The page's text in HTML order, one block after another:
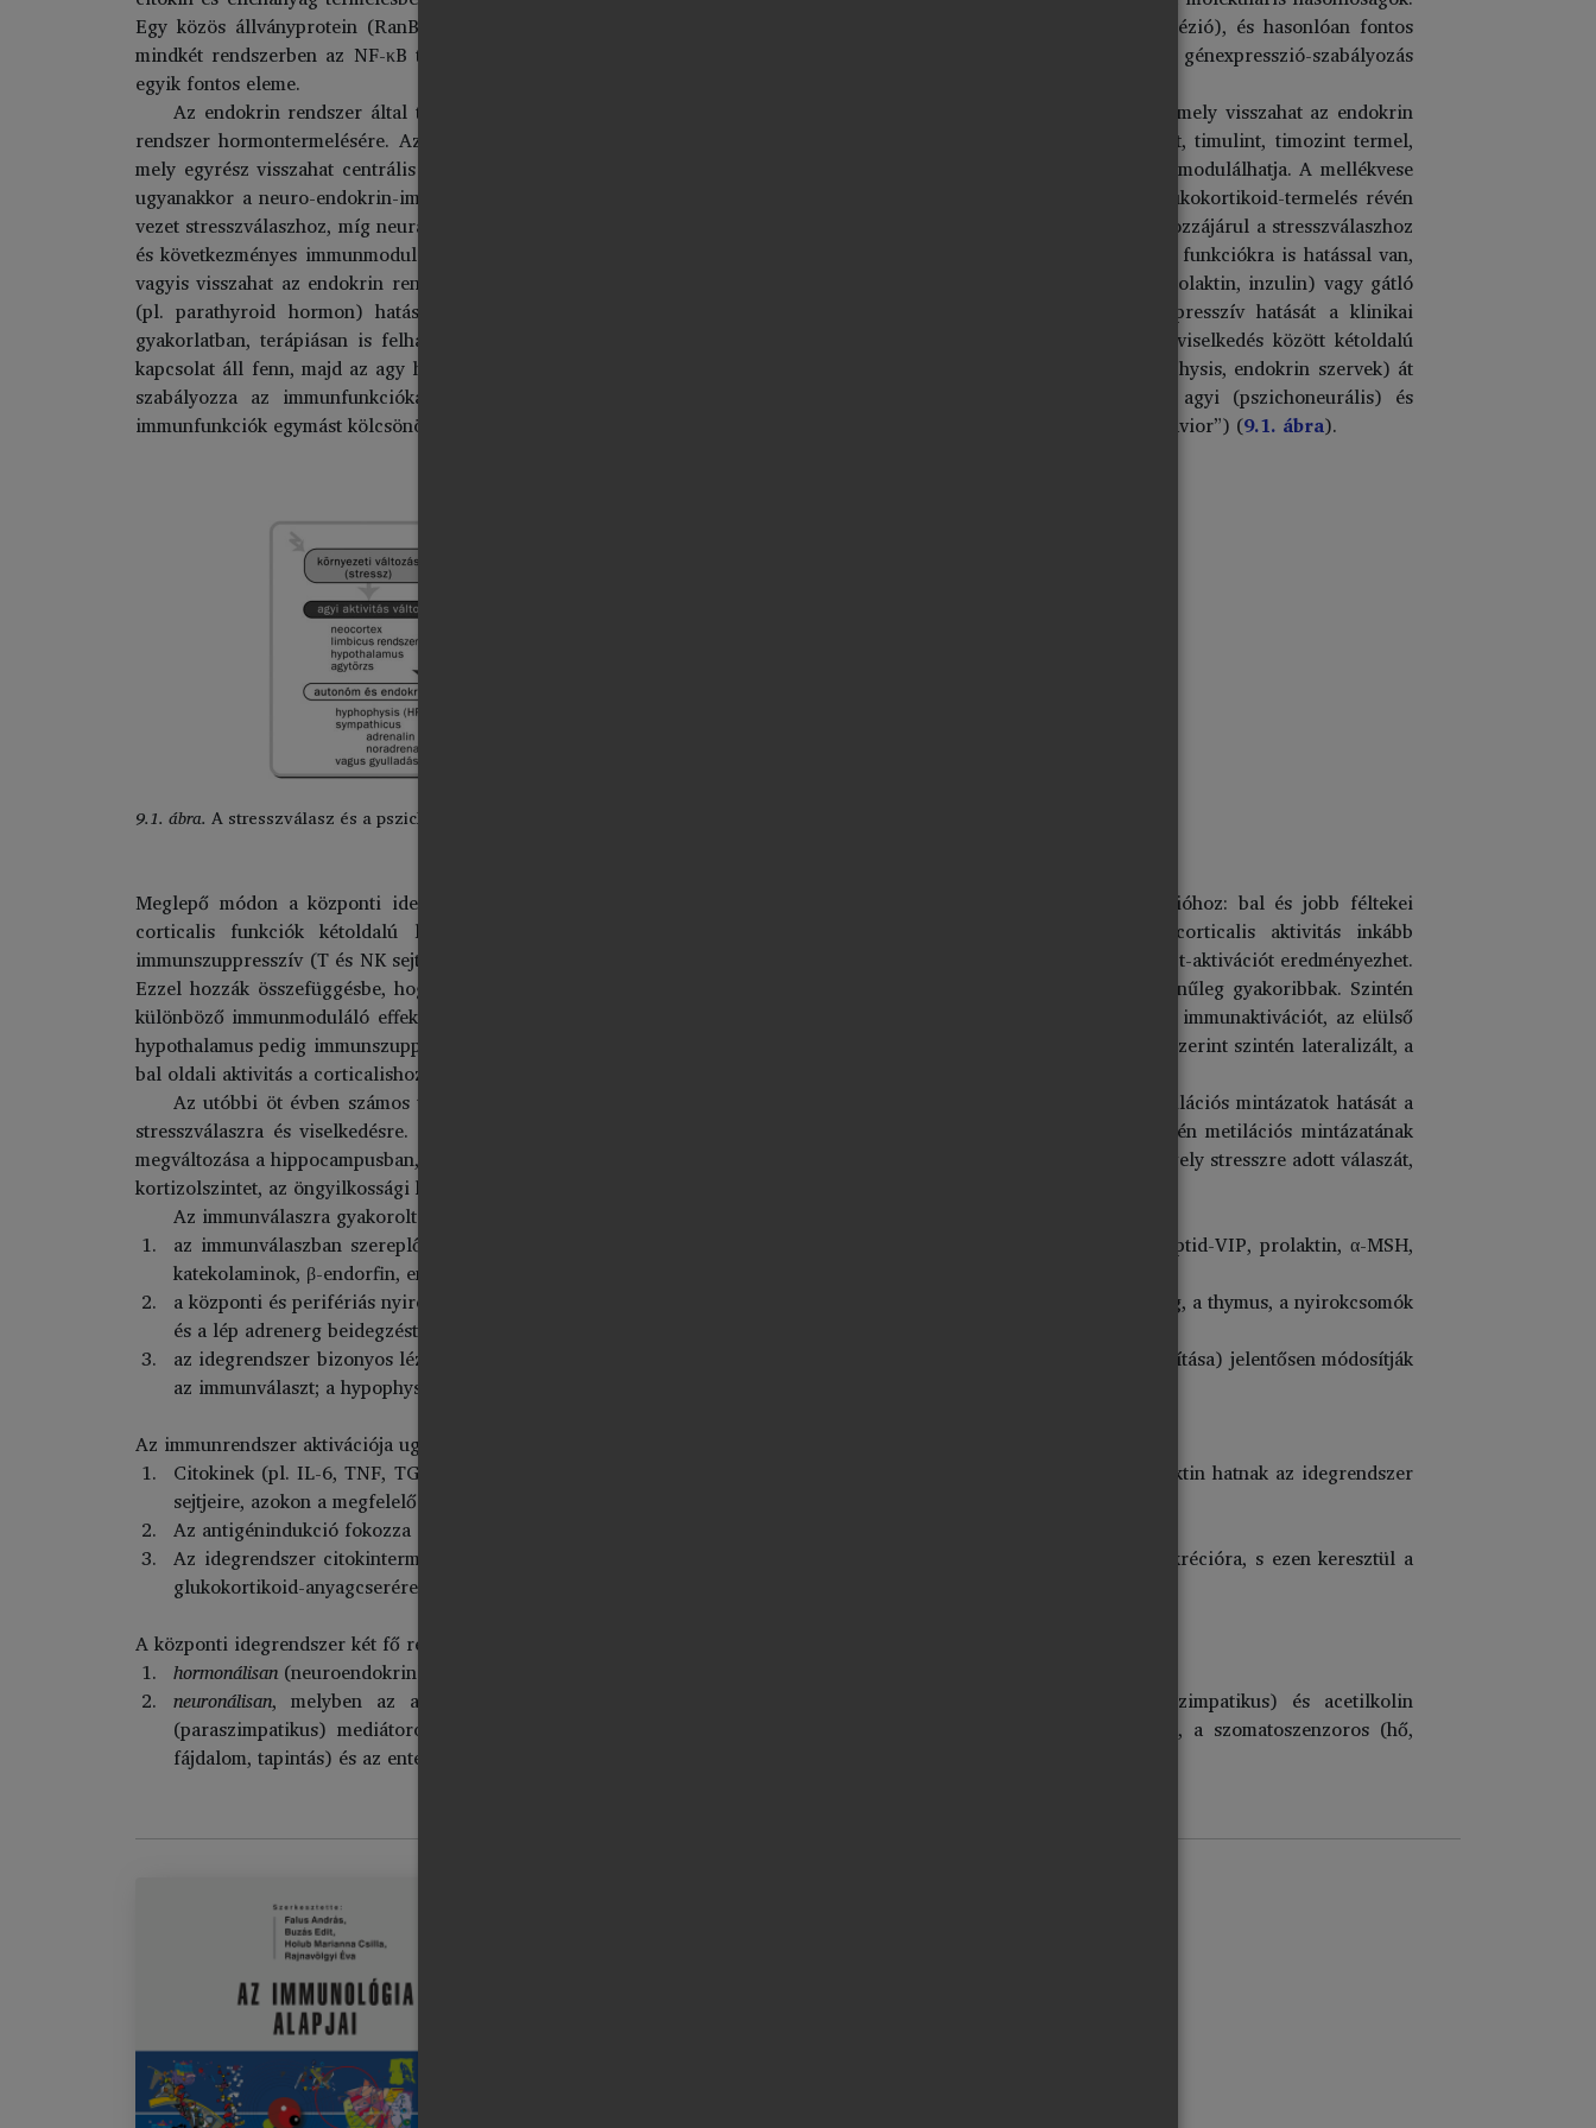
Egy közös állványprotein (RanBPM) a neuronok és lymphocyták számos funkcióját szabályozza (axonnövekedés, adhézió), és hasonlóan fontos
mindkét rendszerben az NF-κB transzkripciós faktor. Az allélikus exklúzió a B- és T-sejtekben és a neuronokban is a génexpresszió-szabályozás
egyik fontos eleme.
Az endokrin rendszer által termelt hormonok az immunsejtek citokin-, hormon- és peptidtermelését szabályozzák, mely visszahat az endokrin
rendszer hormontermelésére. Az immun-endokrin integráció jó példája a thymus, mely endokrin szervként timopoetint, timulint, timozint termel,
mely egyrész visszahat centrális immunfunkciójára, másrészt a hypophysisen keresztül az endokrin szervek működését modulálhatja. A mellékvese
ugyanakkor a neuro-endokrin-immun integrációt reprezentálja, hiszen a hypophysealis ACTH a mellékvesekéregben glükokortikoid-termelés révén
vezet stresszválaszhoz, míg neurális hatások a velőben okoznak adrenalin- és noradrenalinfelszabadulást, mely szintén hozzájárul a stresszválaszhoz
és következményes immunmodulációhoz. A felszabaduló adrenalin és noradrenalin a cukoranyagcserére és metabolikus funkciókra is hatással van,
vagyis visszahat az endokrin rendszerre. Az egyes hormonok az immunrendszerre serkentő (pl. növekedési hormon, prolaktin, inzulin) vagy gátló
(pl. parathyroid hormon) hatással rendelkeznek; az ACTH, glükokortikoidok, tesztoszteron, ösztradiol immunszuppresszív hatását a klinikai
gyakorlatban, terápiásan is felhasználják. E komplex szabályozás fontos eleme, hogy az agyi funkciók és a motoros viselkedés között kétoldalú
kapcsolat áll fenn, majd az agy három további, egymással kétoldalú kapcsolatban álló rendszeren (hypothalamus, hypophysis, endokrin szervek) át
szabályozza az immunfunkciókat, mivel e szintek az immunrendszerrel is kétoldalú kapcsolatban állnak; vagyis agyi (pszichoneurális) és
immunfunkciók egymást kölcsönösen regulálják, mely a viselkedésben is megjelenik pl. infekció, láz során („sickness behavior”) (9.1. ábra).
9.1. ábra. A stresszválasz és a pszichoneuro-endokrin-immun szabályozás integrációja
Meglepő módon a központi idegrendszeri immunszabályozás egy része lateralizált, hasonlóan több más agyi funkcióhoz: bal és jobb féltekei
corticalis funkciók kétoldalú limbikus szabályozáson át a hypothalamusban konvergálnak. A bal féltekei neocorticalis aktivitás inkább
immunszuppresszív (T és NK sejtek), míg a jobb féltekei neocorticalis működés negatív emocionális effektussal járó T-sejt-aktivációt eredményezhet.
Ezzel hozzák összefüggésbe, hogy jobb féltekei dominancia esetén az autoimmun és allergiás megbetegedések valószínűleg gyakoribbak. Szintén
különböző immunmoduláló effektussal járnak subcorticalis agyi struktúrák, pl. a limbikus rendszer és a bazális magvak immunaktivációt, az elülső
hypothalamus pedig immunszuppressziót okozhat. A dopamintermelő, agytörzsi substantia nigra funkciója egyes adatok szerint szintén lateralizált, a
bal oldali aktivitás a corticalishoz hasonló immunszuppressziót, míg a jobb oldali immunaktivációt eredményez.
Az utóbbi öt évben számos tanulmány vizsgálta a pszicho-neuroimmunológia epigenetikai hátterét, elsősorban metilációs mintázatok hatását a
stresszválaszra és viselkedésre. Elsősorban a glükokortikoid receptor gének, agyi eredetű neurotrop faktor (BDNF) gén metilációs mintázatának
megváltozása a hippocampusban, prefrontalis kéregben, de perifériás mononukleáris sejtekben is befolyásolta a HPA tengely stresszre adott válaszát,
kortizolszintet, az öngyilkossági hajlamot és a viselkedést.
Az immunválaszra gyakorolt idegi-endokrin hatásokat és azok jelentőségét legalább három tény bizonyítja:
az immunválaszban szereplő sejtek többségén neurohormon receptorok (ACTH, P-faktor, vazoaktív intestinalis peptid-VIP, prolaktin, α-MSH,
katekolaminok, β-endorfin, enkefalin receptorai) találhatók;
a központi és perifériás nyirokszervekben jelentős beidegzés mutatható ki (pl. a csontvelő és a thymusepithel kolinerg, a thymus, a nyirokcsomók
és a lép adrenerg beidegzést kapnak);
az idegrendszer bizonyos léziói (pl. a hypothalamus tuberoinfundibularis és ventro-dorsomedialis magvainak eltávolítása) jelentősen módosítják
az immunválaszt; a hypophysis eltávolítása immundeficienciát, lép- és nyirokcsomó-atrophiát eredményez.
Az immunrendszer aktivációja ugyanakkor jelentősen hat az idegrendszerre:
Citokinek (pl. IL-6, TNF, TGFβ), thymuspeptidek, hisztamin, pteridinek, lymphoid-monocytoid eredetű ACTH, prolaktin hatnak az idegrendszer
sejtjeire, azokon a megfelelő specifikus receptorok kifejeződnek.
Az antigénindukció fokozza egyes hypothalamus magok aktivációját és a noradrenalin felszabadulását.
Az idegrendszer citokintermelő sejtjei (pl. az astrogliasejtek IL-6-ot és IL-1-et termelnek) hatnak pl. az ACTH-szekrécióra, s ezen keresztül a
glukokortikoid-anyagcserére.
A központi idegrendszer két fő rendszerrel szabályozza az immunrendszert:
hormonálisan(neuroendokrin), elsősorban a stresszrendszeren keresztül, és
neuronálisan, melyben az autonóm (vegetatív) idegrendszer szerepe alapvető a felszabaduló noradrenalin (szimpatikus) és acetilkolin
(paraszimpatikus) mediátorok révén. A neuro-immun moduláció további szintjei a viszceroszenzoros (n. vagus), a szomatoszenzoros (hő,
fájdalom, tapintás) és az enteralis neuro-immun szabályozás.